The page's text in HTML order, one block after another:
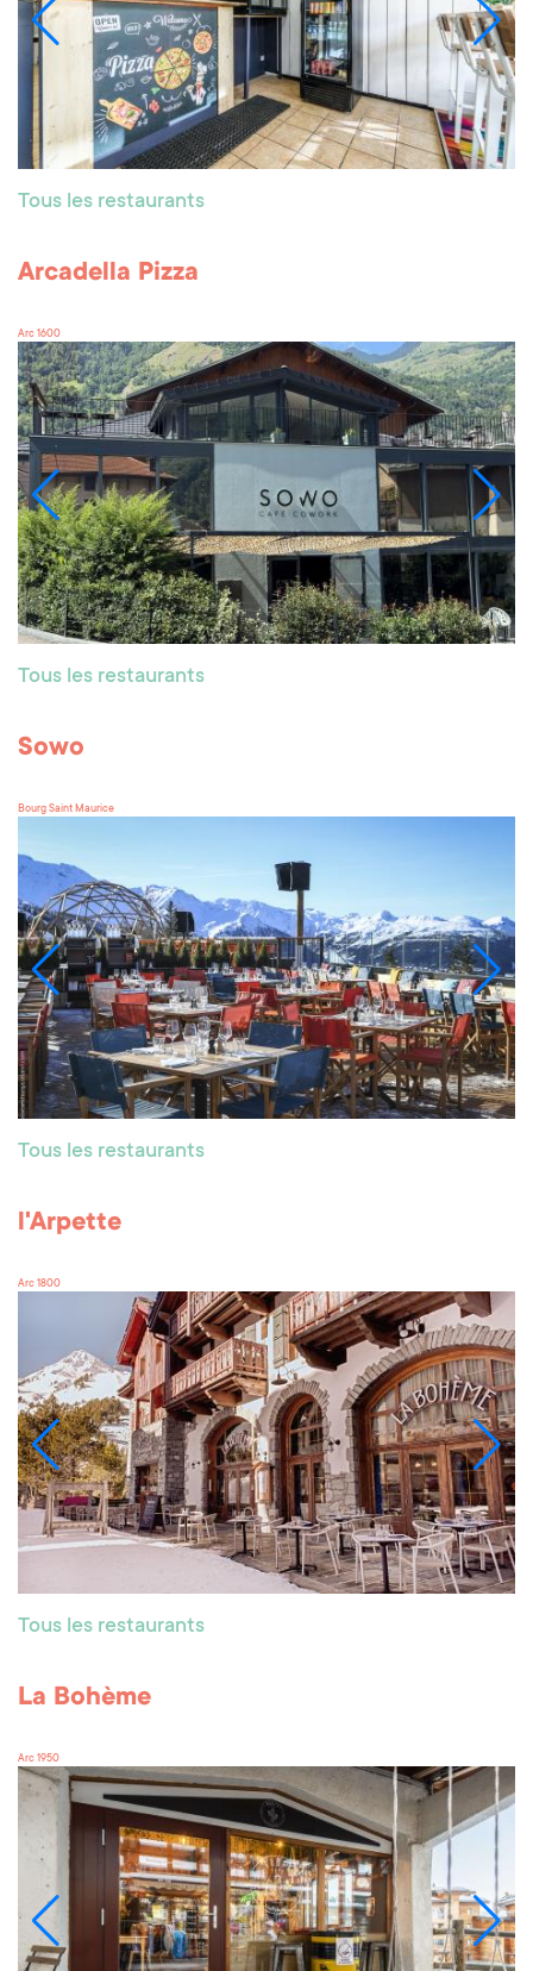
Tous les restaurants
Arcadella Pizza
Arc 1600
Tous les restaurants
Sowo
Bourg Saint Maurice
Tous les restaurants
l'Arpette
Arc 1800
Tous les restaurants
La Bohème
Arc 1950